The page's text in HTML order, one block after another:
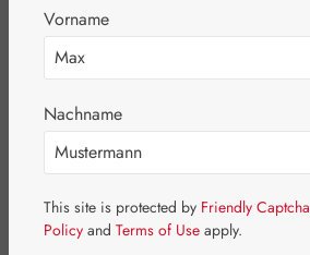
Bildergalerie überspringen
Vorname
Nachname
This site is protected by Friendly Captcha
Policy and Terms of Use apply.